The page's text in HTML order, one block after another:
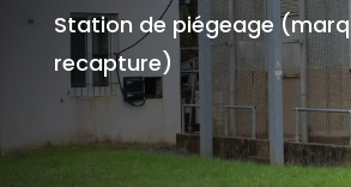
Station de piégeage
recapture)